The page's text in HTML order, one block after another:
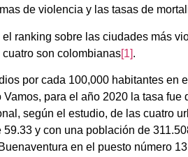
de violencia y las tasas de
ranking sobre las ciudades más
cuatro son colombianas[1].
por cada 100,000 habitantes en
para el año 2020 la tasa
según el estudio, de las cuatro
59.33 y con una población de
en el puesto número